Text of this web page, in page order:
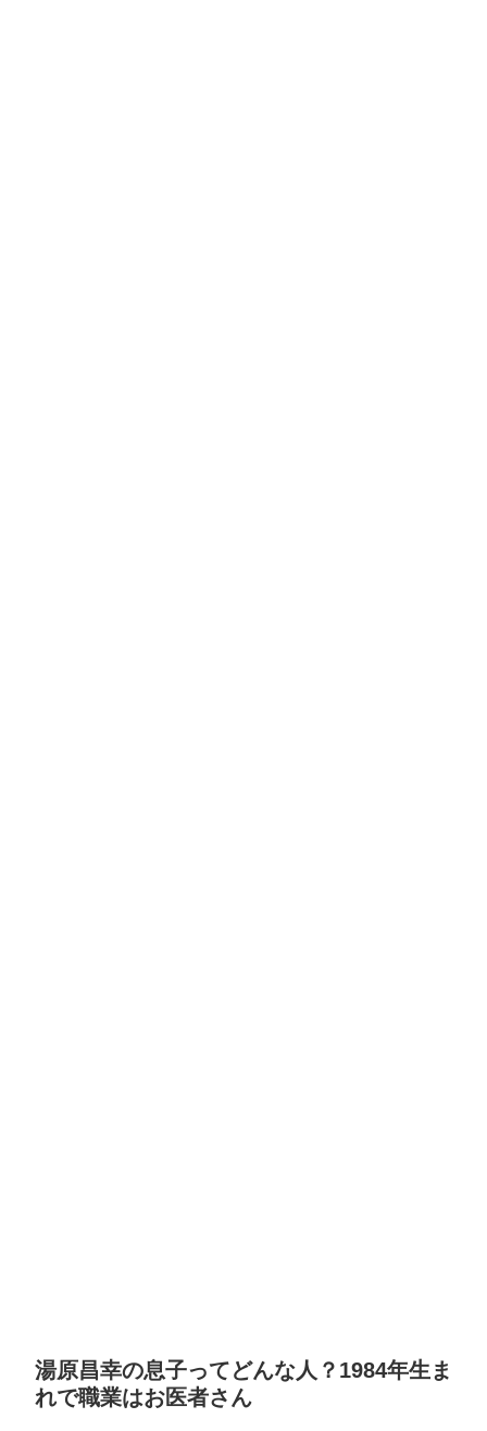
湯原昌幸の息子ってどんな人？1984年生ま
れで職業はお医者さん